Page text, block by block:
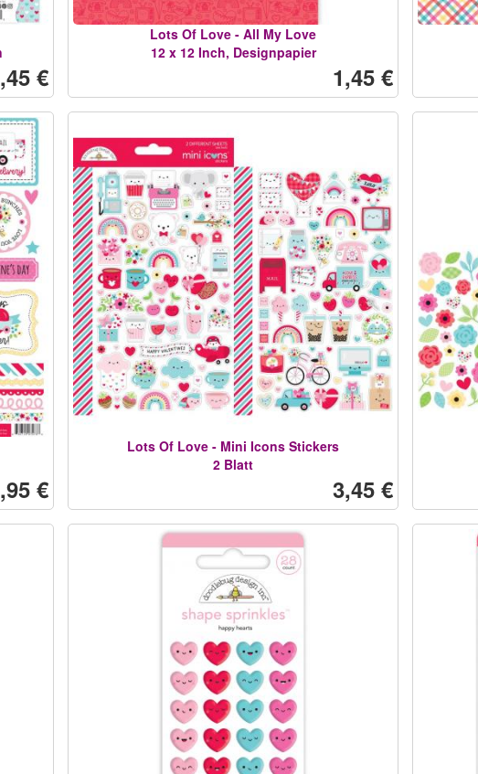
€
Lots Of Love - All My Love
12 x 12 Inch, Designpapier
1,45 €
€
Lots Of Love - Mini Icons Stickers
2 Blatt
3,45 €